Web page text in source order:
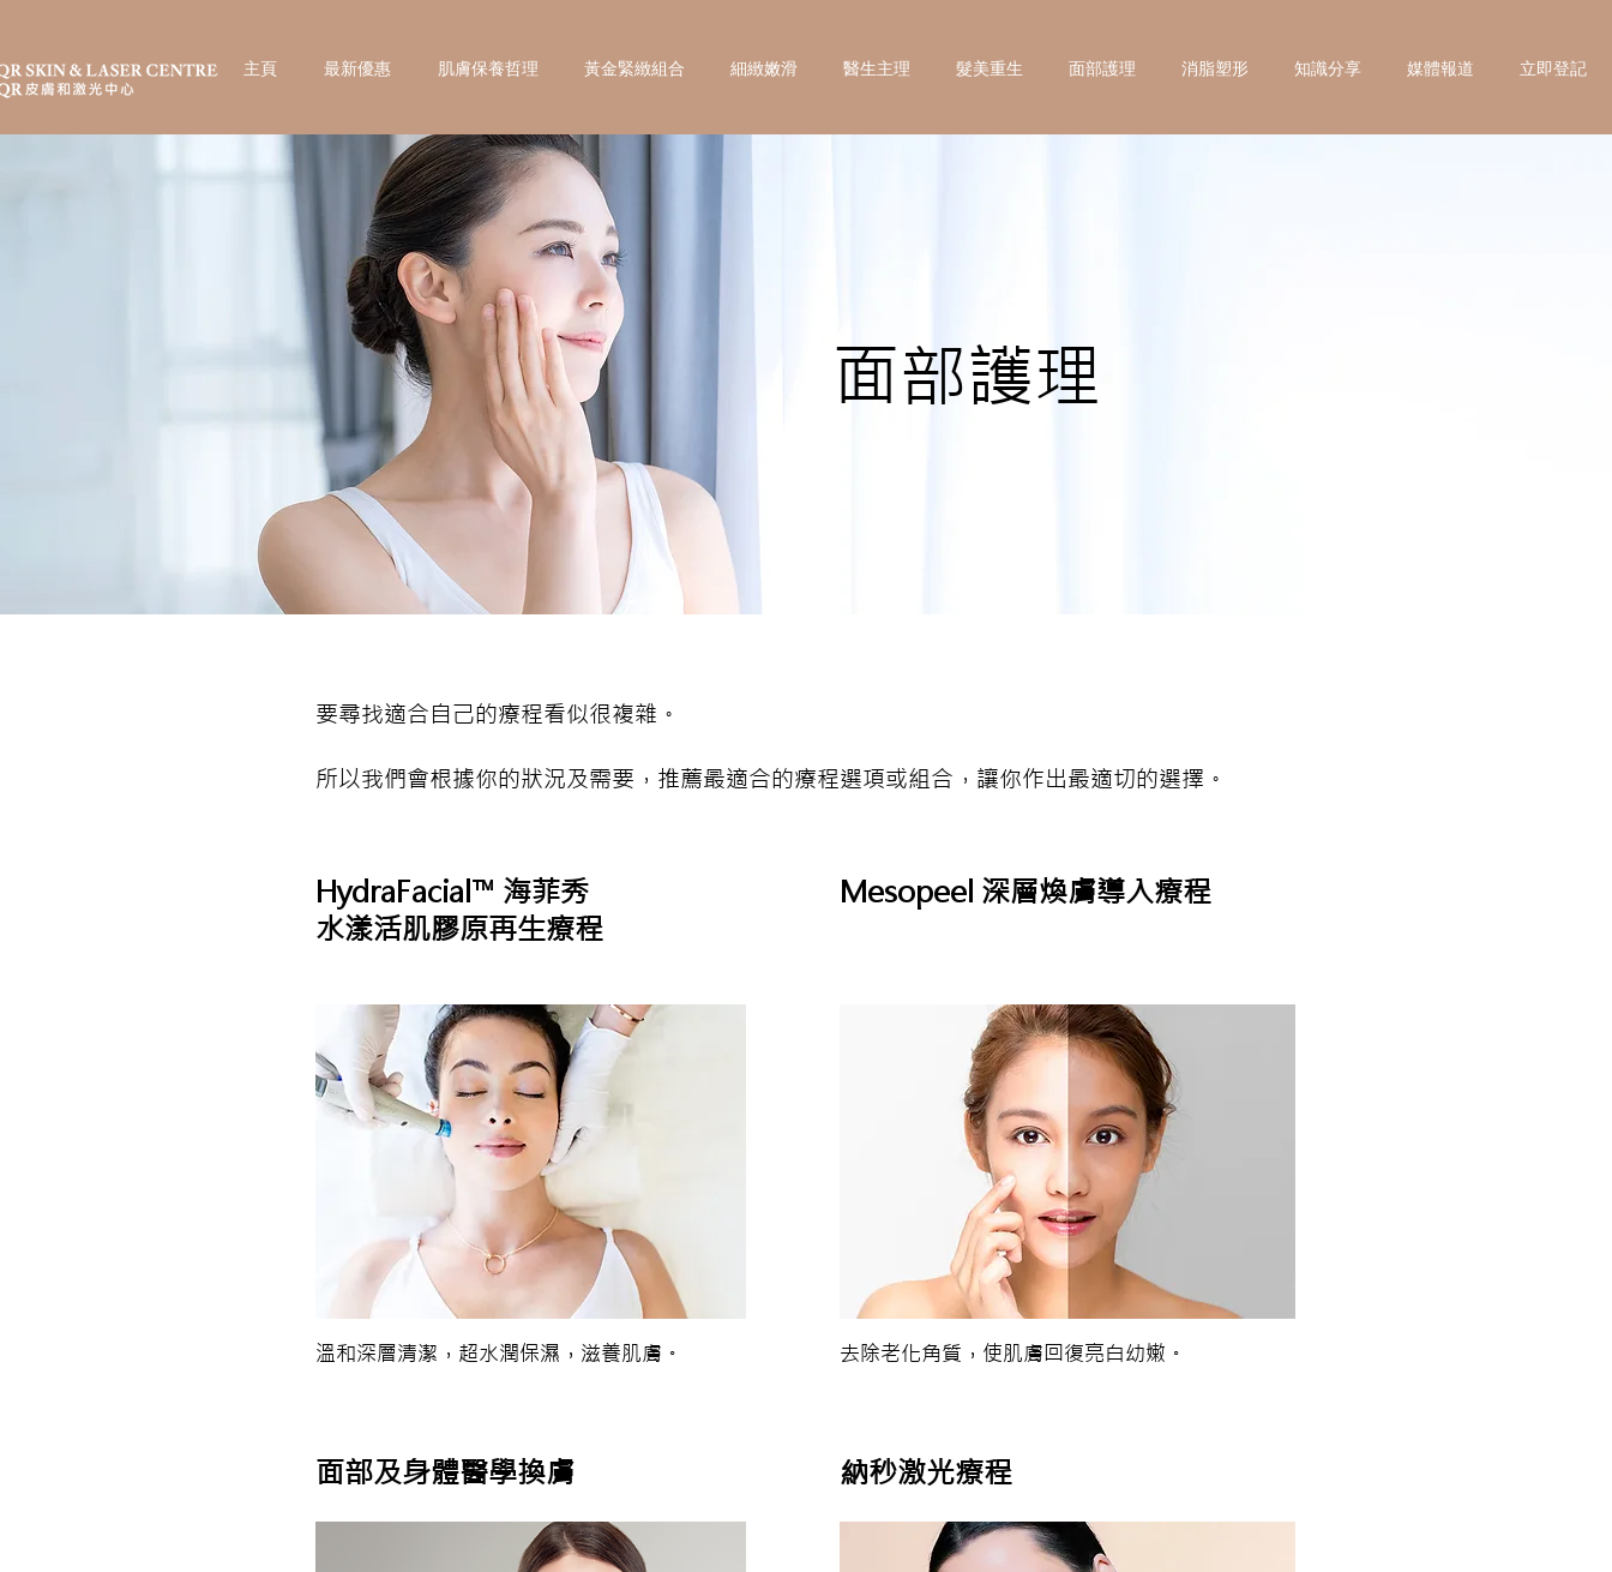
主頁 最新優惠 肌膚保養哲理 黃金緊緻組合 細緻嫩滑 醫生主理 髮美重生 面部護理 消脂塑形 知識分享 媒體報道 立即登記
面部護理
要尋找適合自己的療程看似很複雜。
所以我們會根據你的狀況及需要，推薦最適合的療程選項或組合，讓你作出最適切的選擇。
HydraFacial™ 海菲秀
水漾活肌膠原再生療程
Mesopeel 深層煥膚導入療程
溫和深層清潔，超水潤保濕，滋養肌膚。 去除老化角質，使肌膚回復亮白幼嫩。
面部及身體醫學換膚 納秒激光療程